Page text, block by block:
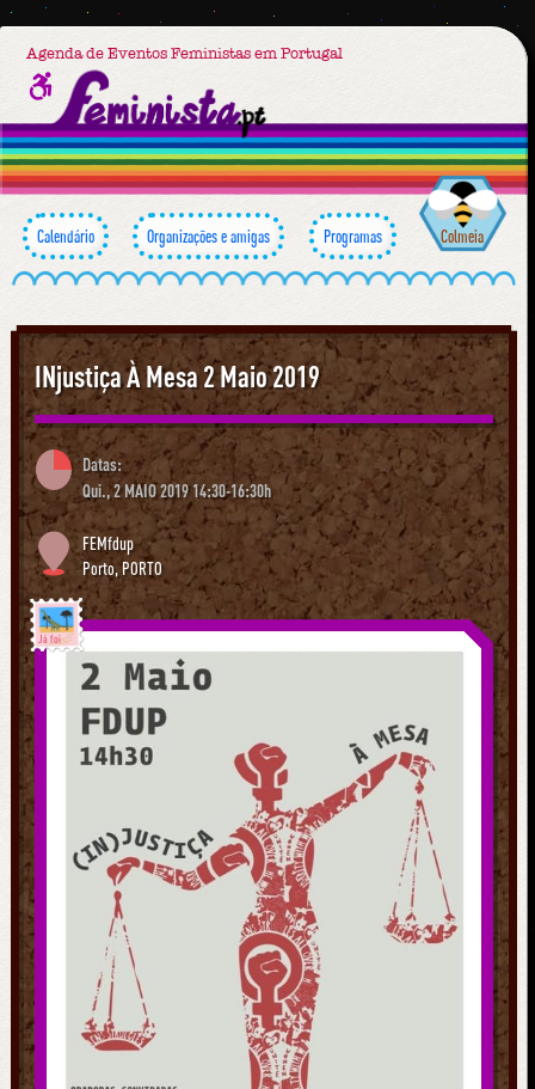
Agenda de Eventos Feministas em Portugal
Calendário Organizações e amigas Programas Colmeia
INjustiça À Mesa 2 Maio 2019
Datas:
Qui., 2 MAIO 2019 14:30-16:30h
FEMfdup
Porto,PORTO
Já foi